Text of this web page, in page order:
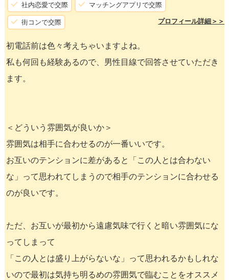
社内恋愛で交際 マッチングアプリで交際
街コンで交際 プロフィール詳細＞＞
初電話前は色々考えちゃいますよね。
私も何回も経験あるので、男性目線で回答させていただき
ます。
＜どういう雰囲気が良いか＞
雰囲気は相手に合わせるのが一番いいです。
お互いのテンションに差があると「この人とは合わない
な」って思われてしまうので相手のテンションに合わせる
のが良いです。
ただ、お互いが最初から遠慮気味で行くと暗い雰囲気にな
ってしまって
「この人とは盛り上がらないな」って思われるかもしれな
いので最初は気持ち明るめの雰囲気で臨むことをオススメ